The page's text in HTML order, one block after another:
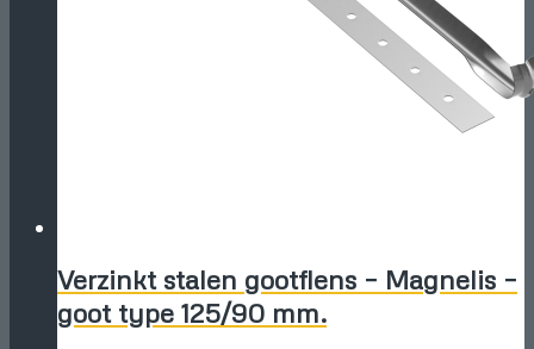
Verzinkt stalen gootflens – Magnelis –
goot type 125/90 mm.